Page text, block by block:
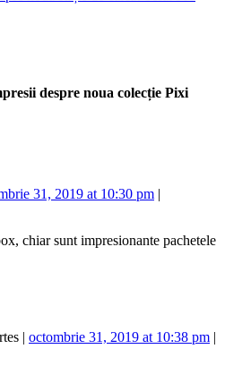
despre noua colecție Pixi
31, 2019 at 10:30 pm |
chiar sunt impresionante pachetele
| octombrie 31, 2019 at 10:38 pm |